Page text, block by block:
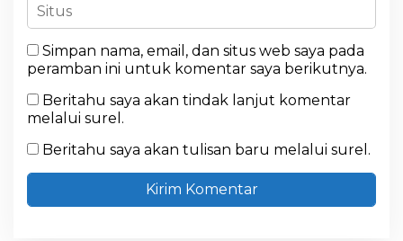
Simpan nama, email, dan situs web saya pada
peramban ini untuk komentar saya berikutnya.
Beritahu saya akan tindak lanjut komentar
melalui surel.
Beritahu saya akan tulisan baru melalui surel.